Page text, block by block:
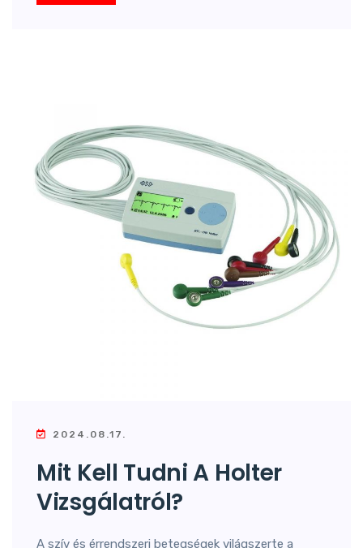
2024.08.17.
Mit Kell Tudni A Holter
Vizsgálatról?
A szív és érrendszeri betegségek világszerte a